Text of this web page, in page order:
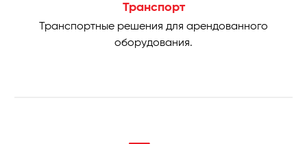
Транспорт
Транспортные решения для арендованного
оборудования.